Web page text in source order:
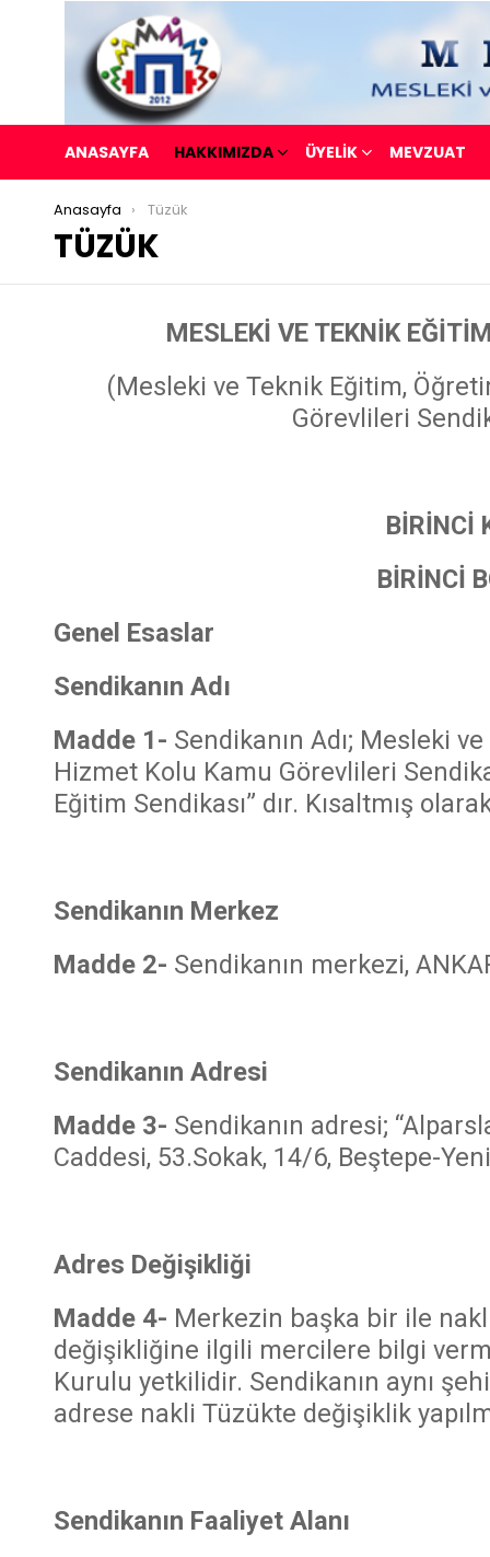
ANASAYFA HAKKIMIZDA ÜYELİK MEVZUAT
You are here:
Anasayfa Tüzük
TÜZÜK
MESLEKİ VE TEKNİK
(Mesleki ve Teknik Eğitim,
Görevlileri
BİRİNCİ
BİRİNCİ
Genel Esaslar
Sendikanın Adı
Madde 1- Sendikanın Adı; Mesleki
Hizmet Kolu Kamu Görevlileri
Eğitim Sendikası” dır. Kısaltmış
Sendikanın Merkez
Madde 2- Sendikanın merkezi,
Sendikanın Adresi
Madde 3- Sendikanın adresi;
Caddesi, 53.Sokak, 14/6, Beştepe-
Adres Değişikliği
Madde 4- Merkezin başka bir ile
değişikliğine ilgili mercilere bilgi
Kurulu yetkilidir. Sendikanın aynı
adrese nakli Tüzükte değişiklik
Sendikanın Faaliyet Alanı